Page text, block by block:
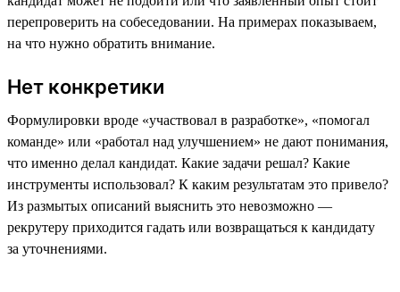
перепроверить на собеседовании. На примерах показываем,
на что нужно обратить внимание.
Нет конкретики
Формулировки вроде «участвовал в разработке», «помогал
команде» или «работал над улучшением» не дают понимания,
что именно делал кандидат. Какие задачи решал? Какие
инструменты использовал? К каким результатам это привело?
Из размытых описаний выяснить это невозможно —
рекрутеру приходится гадать или возвращаться к кандидату
за уточнениями.